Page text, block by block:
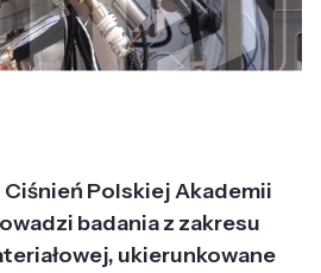
Polskiej Akademii
badania z zakresu
ukierunkowane